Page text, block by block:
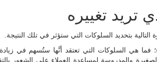
تريد تغييره
التالية بتحديد السلوكات التي ستؤثر في تلك النتيجة.
فما هي السلوكات التي تعتقد أنَّها ستُسهم في
والمدروسة لمساعدة العملاء على الشعور